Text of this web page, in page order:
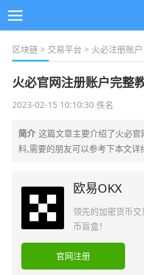
区块链 > 交易平台 > 火必注册账户
火必官网注册账户完整
2023-02-15 10:10:30 佚名
简介 这篇文章主要介绍了火必
料,需要的朋友可以参考下本文详
欧易OKX
领先的加密货币
币盲盒！
官网注册